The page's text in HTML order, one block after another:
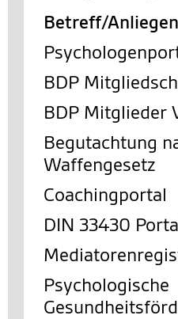
Betreff/Anliegen
BDP
BDP Mitglieder
Begutachtung
Waffengesetz
Coachingportal
DIN 33430
Psychologische